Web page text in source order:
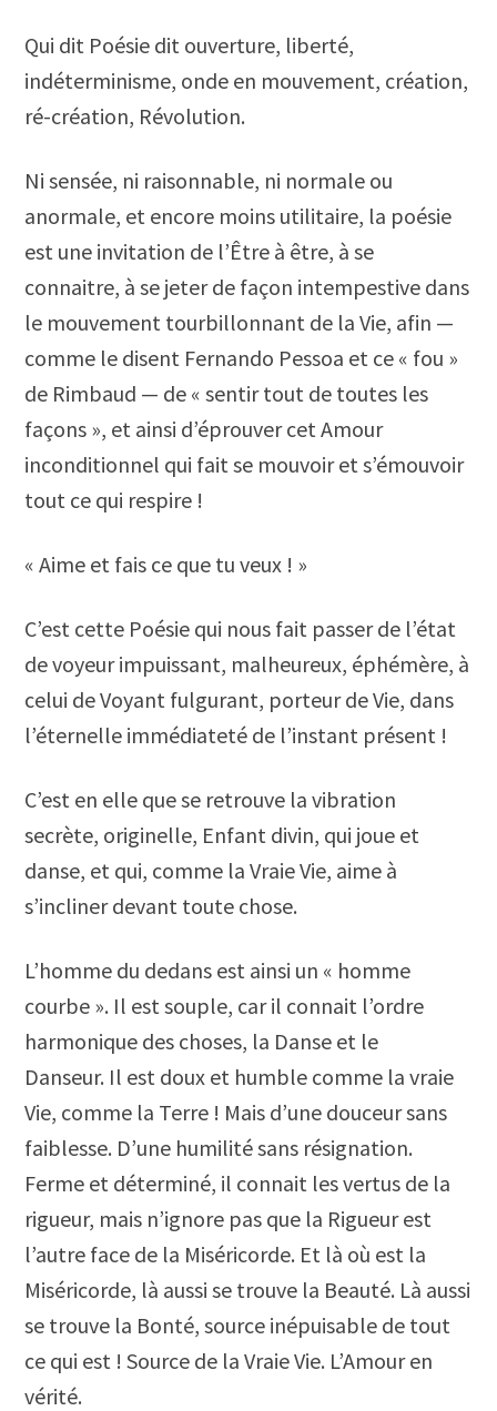
Qui dit Poésie dit ouverture, liberté,
indéterminisme, onde en mouvement, création,
ré-création, Révolution.
Ni sensée, ni raisonnable, ni normale ou
anormale, et encore moins utilitaire, la poésie
est une invitation de l’Être à être, à se
connaitre, à se jeter de façon intempestive dans
le mouvement tourbillonnant de la Vie, afin —
comme le disent Fernando Pessoa et ce « fou »
de Rimbaud — de « sentir tout de toutes les
façons », et ainsi d’éprouver cet Amour
inconditionnel qui fait se mouvoir et s’émouvoir
tout ce qui respire !
« Aime et fais ce que tu veux ! »
C’est cette Poésie qui nous fait passer de l’état
de voyeur impuissant, malheureux, éphémère, à
celui de Voyant fulgurant, porteur de Vie, dans
l’éternelle immédiateté de l’instant présent !
C’est en elle que se retrouve la vibration
secrète, originelle, Enfant divin, qui joue et
danse, et qui, comme la Vraie Vie, aime à
s’incliner devant toute chose.
L’homme du dedans est ainsi un « homme
courbe ». Il est souple, car il connait l’ordre
harmonique des choses, la Danse et le
Danseur. Il est doux et humble comme la vraie
Vie, comme la Terre ! Mais d’une douceur sans
faiblesse. D’une humilité sans résignation.
Ferme et déterminé, il connait les vertus de la
rigueur, mais n’ignore pas que la Rigueur est
l’autre face de la Miséricorde. Et là où est la
Miséricorde, là aussi se trouve la Beauté. Là aussi
se trouve la Bonté, source inépuisable de tout
ce qui est ! Source de la Vraie Vie. L’Amour en
vérité.